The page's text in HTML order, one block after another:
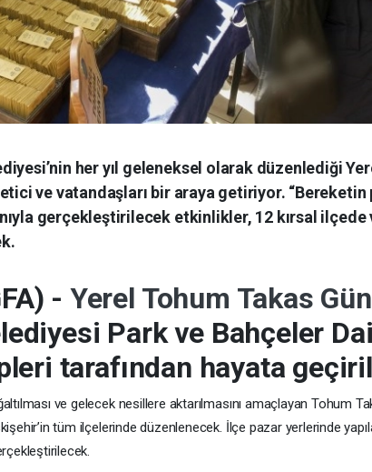
her yıl geleneksel olarak düzenlediği
ve vatandaşları bir araya getiriyor. “Bereketin
gerçekleştirilecek etkinlikler, 12 kırsal ilçede
- Yerel Tohum Takas
Park ve Bahçeler
tarafından hayata
ve gelecek nesillere aktarılmasını amaçlayan Tohum
tüm ilçelerinde düzenlenecek. İlçe pazar yerlerinde